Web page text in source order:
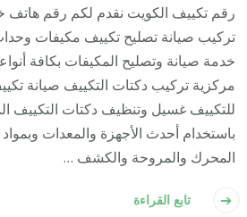
رقم تكييف الكويت نقدم لكم رقم
تركيب صيانة تصليح تكييف مكيفات
خدمة صيانة وتصليح المكيفات بكافة
مركزية تركيب دكتات التكييف صيانة
للتكييف غسيل وتنظيف دكتات التكييف
باستخدام أحدث الأجهزة والمعدات
المحرك والمروحة والكشف …
تابع القراءة